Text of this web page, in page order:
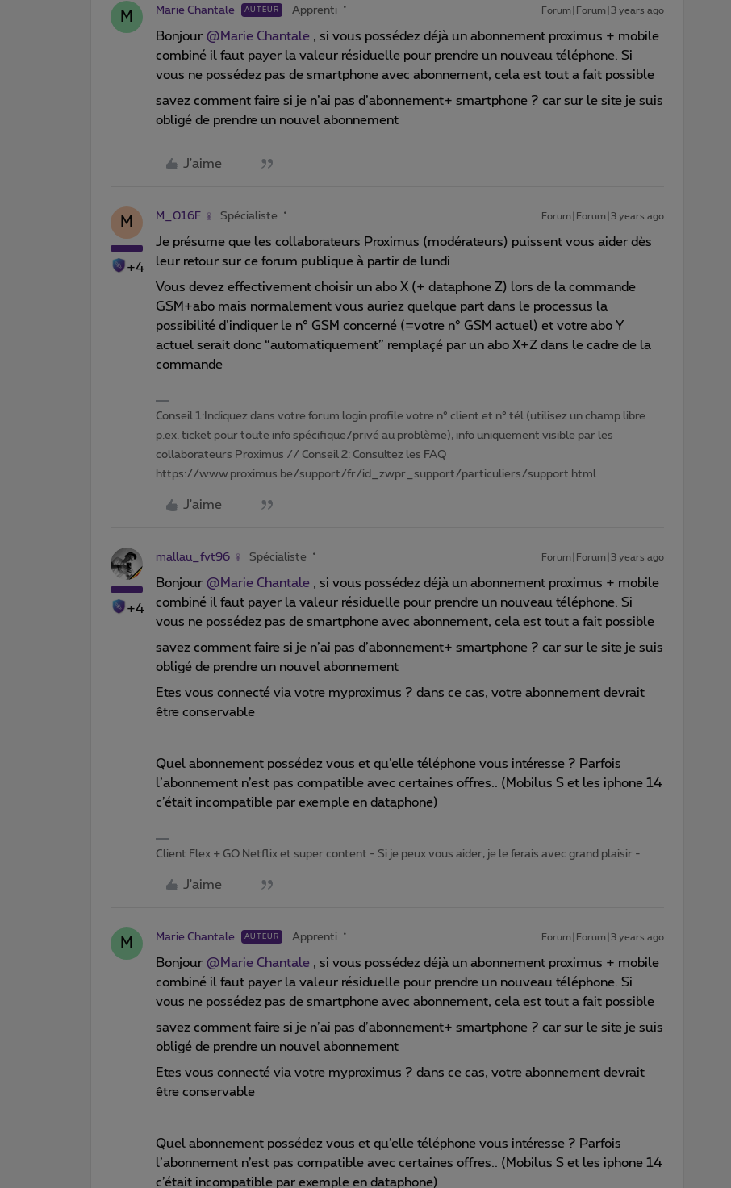
M Marie Chantale AUTEUR Apprenti Forum|Forum|3 years ago
Bonjour @Marie Chantale , si vous possédez déjà un abonnement proximus + mobile
combiné il faut payer la valeur résiduelle pour prendre un nouveau téléphone. Si
vous ne possédez pas de smartphone avec abonnement, cela est tout a fait possible
savez comment faire si je n’ai pas d’abonnement+ smartphone ? car sur le site je suis
obligé de prendre un nouvel abonnement
J'aime
M
+4
M_016F Spécialiste Forum|Forum|3 years ago
Je présume que les collaborateurs Proximus (modérateurs) puissent vous aider dès
leur retour sur ce forum publique à partir de lundi
Vous devez effectivement choisir un abo X (+ dataphone Z) lors de la commande
GSM+abo mais normalement vous auriez quelque part dans le processus la
possibilité d’indiquer le n° GSM concerné (=votre n° GSM actuel) et votre abo Y
actuel serait donc “automatiquement” remplaçé par un abo X+Z dans le cadre de la
commande
Conseil 1:Indiquez dans votre forum login profile votre n° client et n° tél (utilisez un champ libre
p.ex. ticket pour toute info spécifique/privé au problème), info uniquement visible par les
collaborateurs Proximus // Conseil 2: Consultez les FAQ
https://www.proximus.be/support/fr/id_zwpr_support/particuliers/support.html
J'aime
+4
mallau_fvt96 Spécialiste Forum|Forum|3 years ago
Bonjour @Marie Chantale , si vous possédez déjà un abonnement proximus + mobile
combiné il faut payer la valeur résiduelle pour prendre un nouveau téléphone. Si
vous ne possédez pas de smartphone avec abonnement, cela est tout a fait possible
savez comment faire si je n’ai pas d’abonnement+ smartphone ? car sur le site je suis
obligé de prendre un nouvel abonnement
Etes vous connecté via votre myproximus ? dans ce cas, votre abonnement devrait
être conservable
Quel abonnement possédez vous et qu’elle téléphone vous intéresse ? Parfois
l’abonnement n’est pas compatible avec certaines offres.. (Mobilus S et les iphone 14
c’était incompatible par exemple en dataphone)
Client Flex + GO Netflix et super content - Si je peux vous aider, je le ferais avec grand plaisir -
J'aime
M Marie Chantale AUTEUR Apprenti Forum|Forum|3 years ago
Bonjour @Marie Chantale , si vous possédez déjà un abonnement proximus + mobile
combiné il faut payer la valeur résiduelle pour prendre un nouveau téléphone. Si
vous ne possédez pas de smartphone avec abonnement, cela est tout a fait possible
savez comment faire si je n’ai pas d’abonnement+ smartphone ? car sur le site je suis
obligé de prendre un nouvel abonnement
Etes vous connecté via votre myproximus ? dans ce cas, votre abonnement devrait
être conservable
Quel abonnement possédez vous et qu’elle téléphone vous intéresse ? Parfois
l’abonnement n’est pas compatible avec certaines offres.. (Mobilus S et les iphone 14
c’était incompatible par exemple en dataphone)